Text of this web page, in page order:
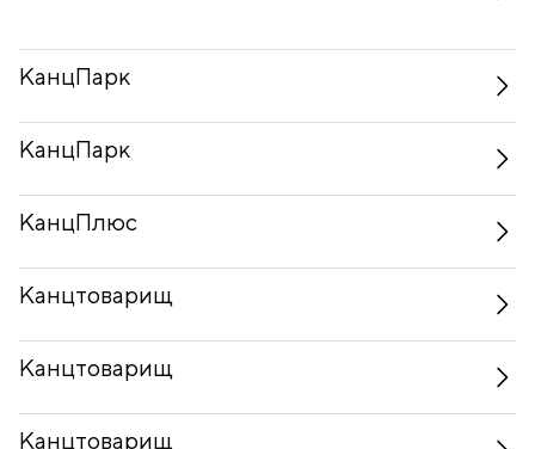
КанцПарк
КанцПарк
КанцПлюс
Канцтоварищ
Канцтоварищ
Канцтоварищ